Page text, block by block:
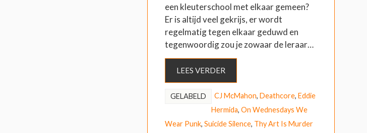
een kleuterschool met elkaar gemeen?
Er is altijd veel gekrijs, er wordt
regelmatig tegen elkaar geduwd en
tegenwoordig zou je zowaar de leraar…
LEES VERDER
GELABELD CJ McMahon, Deathcore, Eddie
Hermida, On Wednesdays We
Wear Punk, Suicide Silence, Thy Art Is Murder